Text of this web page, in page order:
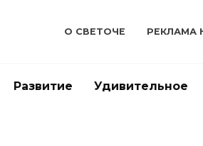
О СВЕТОЧЕ РЕКЛАМА
Развитие Удивительное